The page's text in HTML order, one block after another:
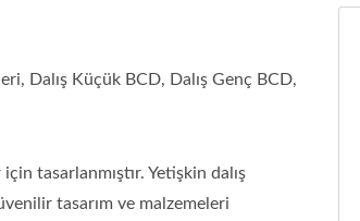
Dalış Küçük BCD, Dalış Genç BCD,
tasarlanmıştır. Yetişkin dalış
tasarım ve malzemeleri